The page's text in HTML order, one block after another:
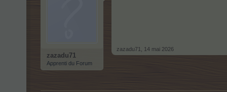
zazadu71
Apprenti du Forum
zazadu71 14 mai 2026